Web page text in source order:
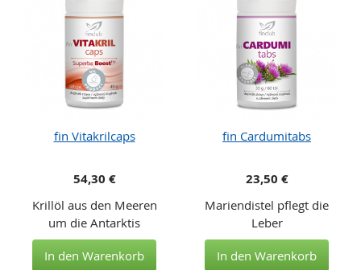
fin Vitakrilcaps
54,30 €
Krillöl aus den Meeren
um die Antarktis
In den Warenkorb
fin Cardumitabs
23,50 €
Mariendistel pflegt die
Leber
In den Warenkorb